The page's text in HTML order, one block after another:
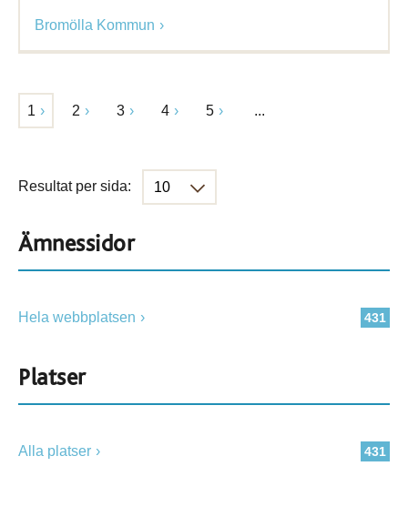
Bromölla Kommun
1 2 3 4 5 ...
Resultat per sida:
Ämnessidor
431
Hela webbplatsen
Platser
431
Alla platser